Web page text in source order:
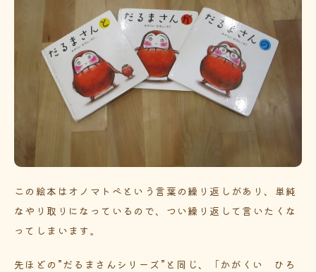
この絵本はオノマトペという言葉の繰り返しがあり、単純
なやり取りになっているので、つい繰り返して言いたくな
ってしまいます。
先ほどの”だるまさんシリーズ”と同じ、「かがくい ひろ